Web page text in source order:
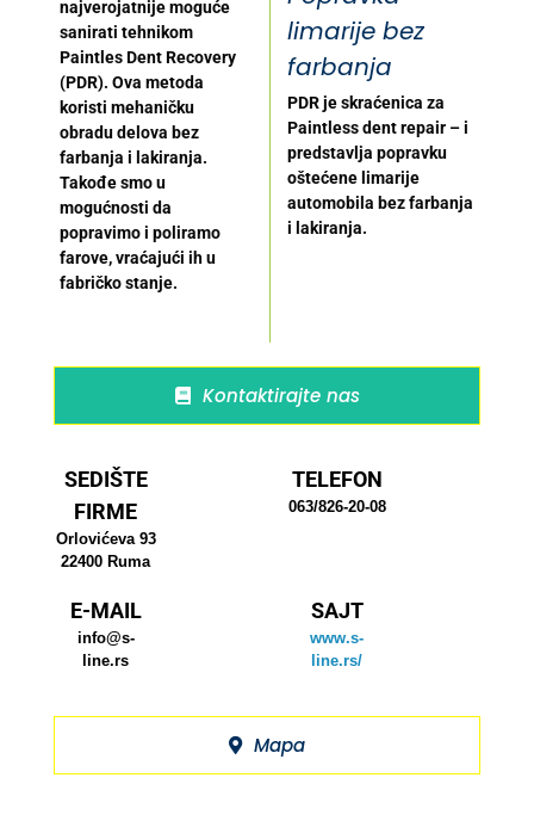
najverojatnije moguće
sanirati tehnikom
Paintles Dent Recovery
(PDR). Ova metoda
koristi mehaničku
obradu delova bez
farbanja i lakiranja.
Takođe smo u
mogućnosti da
popravimo i poliramo
farove, vraćajući ih u
fabričko stanje.
limarije bez
farbanja
PDR je skraćenica za
Paintless dent repair – i
predstavlja popravku
oštećene limarije
automobila bez farbanja
i lakiranja.
Kontaktirajte nas
SEDIŠTE
FIRME
Orlovićeva 93
22400 Ruma
TELEFON
063/826-20-08
E-MAIL
info@s-
line.rs
SAJT
www.s-
line.rs/
Mapa